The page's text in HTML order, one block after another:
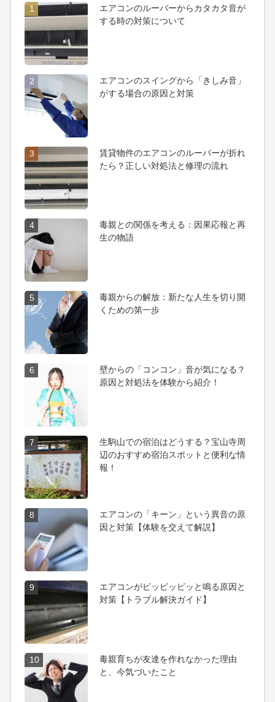
1
エアコンのルーバーからカタカタ音が
する時の対策について
2
エアコンのスイングから「きしみ音」
がする場合の原因と対策
3
賃貸物件のエアコンのルーバーが折れ
たら？正しい対処法と修理の流れ
4
毒親との関係を考える：因果応報と再
生の物語
5
毒親からの解放：新たな人生を切り開
くための第一歩
6
壁からの「コンコン」音が気になる？
原因と対処法を体験から紹介！
7
生駒山での宿泊はどうする？宝山寺周
辺のおすすめ宿泊スポットと便利な情
報！
8
エアコンの「キーン」という異音の原
因と対策【体験を交えて解説】
9
エアコンがピッピッピッと鳴る原因と
対策【トラブル解決ガイド】
10
毒親育ちが友達を作れなかった理由
と、今気づいたこと